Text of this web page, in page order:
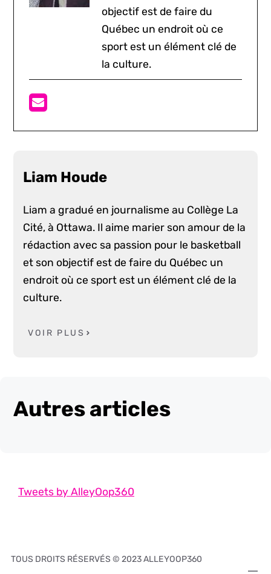
objectif est de faire du
Québec un endroit où ce
sport est un élément clé de
la culture.
Liam Houde
Liam a gradué en journalisme au Collège La
Cité, à Ottawa. Il aime marier son amour de la
rédaction avec sa passion pour le basketball
et son objectif est de faire du Québec un
endroit où ce sport est un élément clé de la
culture.
VOIR PLUS
Autres articles
Tweets by AlleyOop360
TOUS DROITS RÉSERVÉS © 2023 ALLEYOOP360